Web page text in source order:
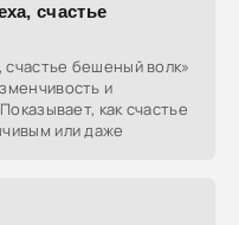
счастье
счастье бешеный волк»
и
как счастье
или даже